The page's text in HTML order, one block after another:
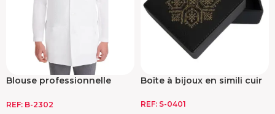
Blouse professionnelle
REF: B-2302
Boîte à bijoux en simili cuir
REF: S-0401